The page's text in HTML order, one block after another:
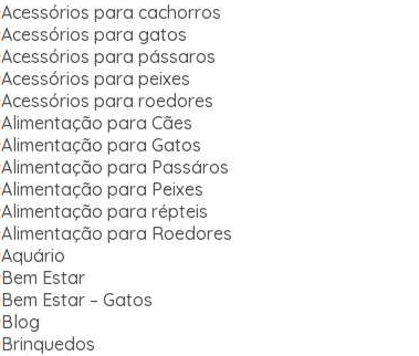
Acessórios para cachorros
Acessórios para gatos
Acessórios para pássaros
Acessórios para peixes
Acessórios para roedores
Alimentação para Cães
Alimentação para Gatos
Alimentação para Passáros
Alimentação para Peixes
Alimentação para répteis
Alimentação para Roedores
Aquário
Bem Estar
Bem Estar – Gatos
Blog
Brinquedos